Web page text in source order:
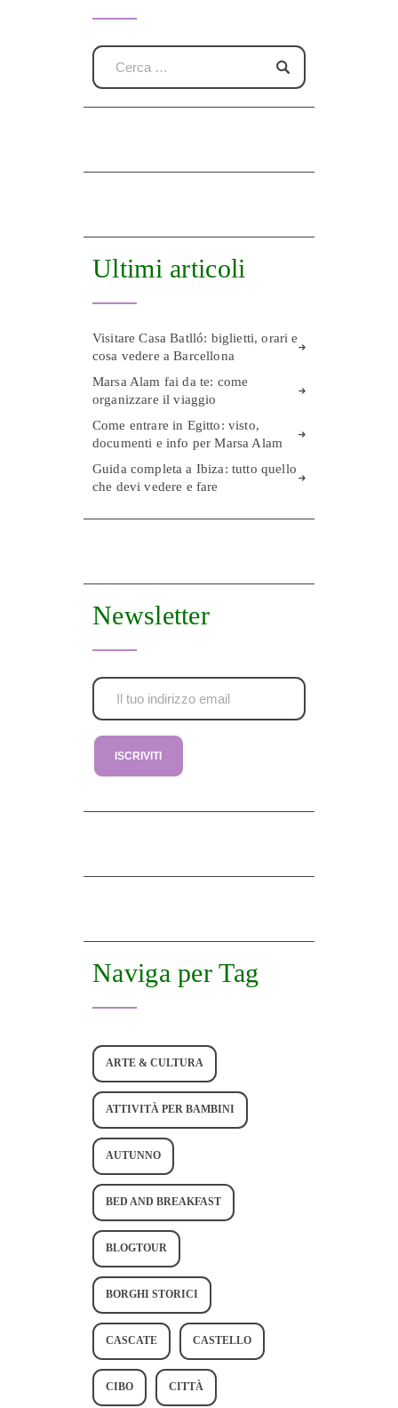
Ultimi articoli
Visitare Casa Batlló: biglietti, orari e
cosa vedere a Barcellona
Marsa Alam fai da te: come
organizzare il viaggio
Come entrare in Egitto: visto,
documenti e info per Marsa Alam
Guida completa a Ibiza: tutto quello
che devi vedere e fare
Newsletter
Naviga per Tag
ARTE & CULTURA
ATTIVITÀ PER BAMBINI
AUTUNNO
BED AND BREAKFAST
BLOGTOUR
BORGHI STORICI
CASCATE CASTELLO
CIBO CITTÀ